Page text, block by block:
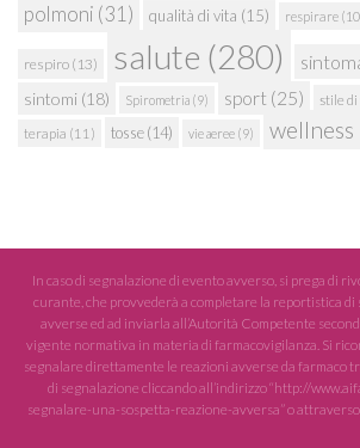
polmoni (31) qualità di vita (15) respirare
respiro (13) salute (280)
sintomi (18) Spirometria (9) sport (25) stile
terapia (11) tosse(14) vie aeree (9) wellness
In caso di segnalazione di evento avverso, si prega di
curante, che provvederà a completare la reportistica di
avverse ed ad inviarla all’Autorità Competente
vigente normativa in materia di farmacovigilanza. Si
segnalare direttamente le reazioni avverse da farmaco
di segnalazione cliccando all’indirizzo “http://
segnalare-una-sospetta-reazione-avversa” o